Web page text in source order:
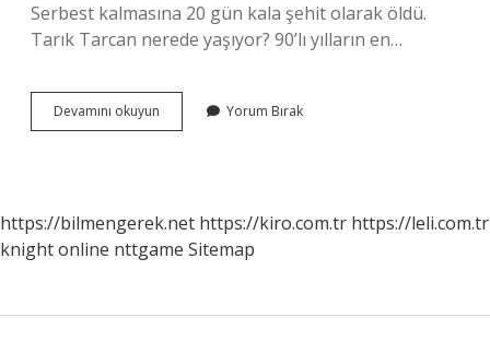
Serbest kalmasına 20 gün kala şehit olarak öldü.
Tarık Tarcan nerede yaşıyor? 90’lı yılların en…
Devamını okuyun
Tarcan
Yorum Bırak
https://bilmengerek.net https://kiro.com.tr https://leli.com.tr
knight online nttgame Sitemap